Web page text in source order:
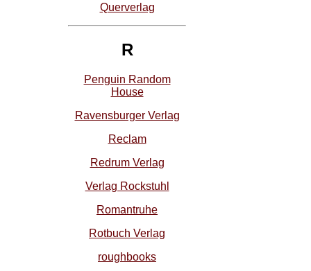
Querverlag
R
Penguin Random
House
Ravensburger Verlag
Reclam
Redrum Verlag
Verlag Rockstuhl
Romantruhe
Rotbuch Verlag
roughbooks